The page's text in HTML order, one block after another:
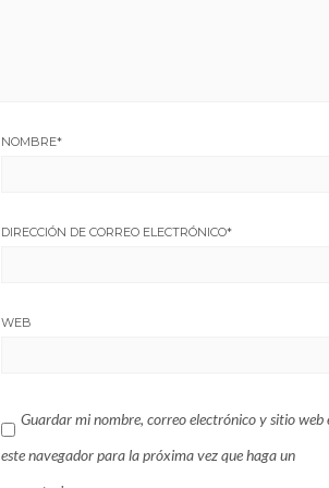
NOMBRE*
DIRECCIÓN DE CORREO ELECTRÓNICO*
WEB
Guardar mi nombre, correo electrónico y sitio web
este navegador para la próxima vez que haga un